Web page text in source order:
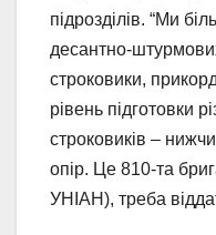
підрозділів. “Ми
десантно-
строковики,
рівень підготовки
строковиків –
опір. Це 810-та
УНІАН), треба